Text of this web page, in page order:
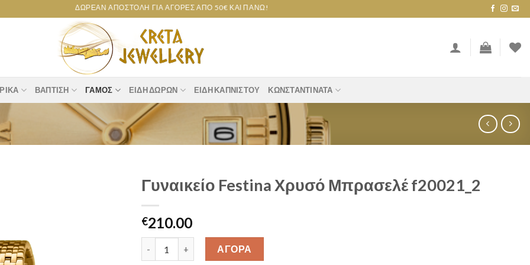
ΔΩΡΕΆΝ ΑΠΟΣΤΟΛΉ ΓΙΑ ΑΓΟΡΈΣ ΑΠΌ 50€ ΚΑΙ ΠΆΝΩ!
ΒΆΠΤΙΣΗ ΓΆΜΟΣ ΕΊΔΗ ΔΏΡΩΝ ΕΊΔΗ ΚΑΠΝΙΣΤΟΎ ΚΩΝΣΤΑΝΤΙΝΆΤΑ
Γυναικείο Festina Χρυσό Μπρασελέ f20021_2
€210.00
Γυναικείο Festina Χρυσό Μπρασελέ f20021_2 quantity
ΑΓΟΡΑ